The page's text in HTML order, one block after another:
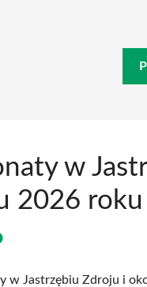
w
2026 roku
w Jastrzębiu Zdroju i